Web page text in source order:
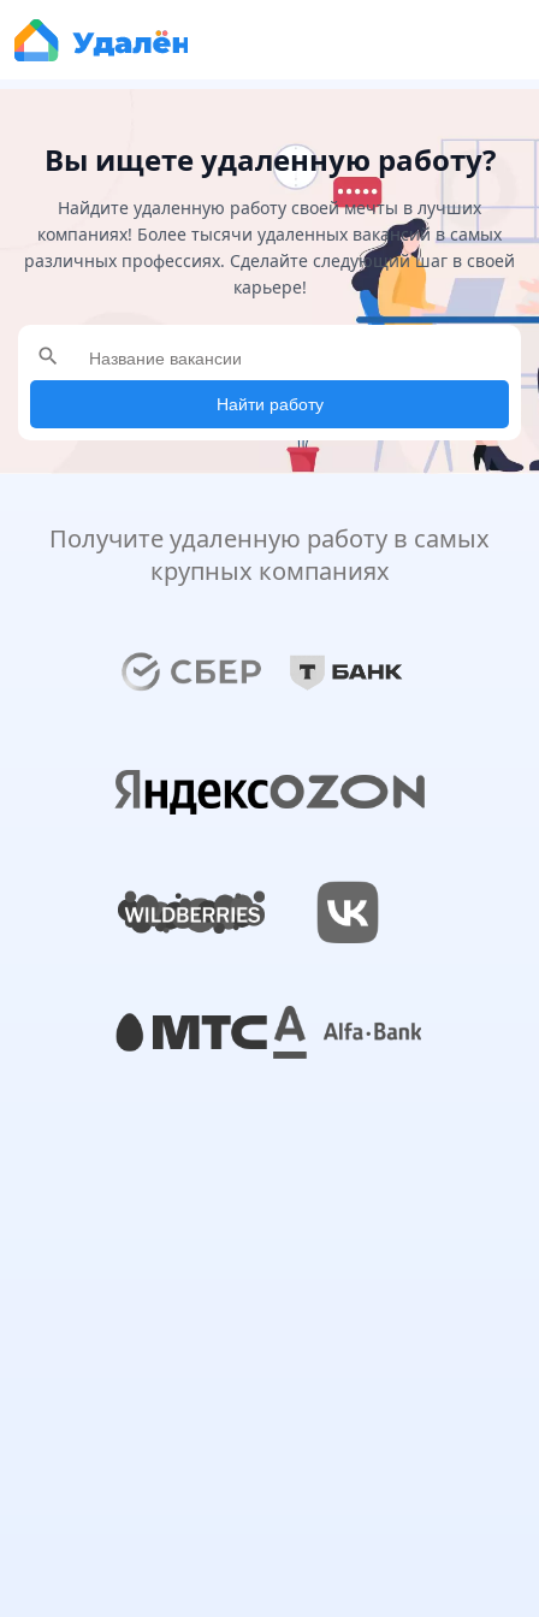
Вы ищете удаленную работу?
Найдите удаленную работу своей мечты в лучших
компаниях! Более тысячи удаленных вакансий в самых
различных профессиях. Сделайте следующий шаг в своей
карьере!
search
Найти работу
Получите удаленную работу в самых
крупных компаниях